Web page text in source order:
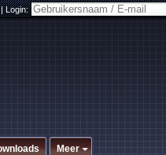
Login:
Meer